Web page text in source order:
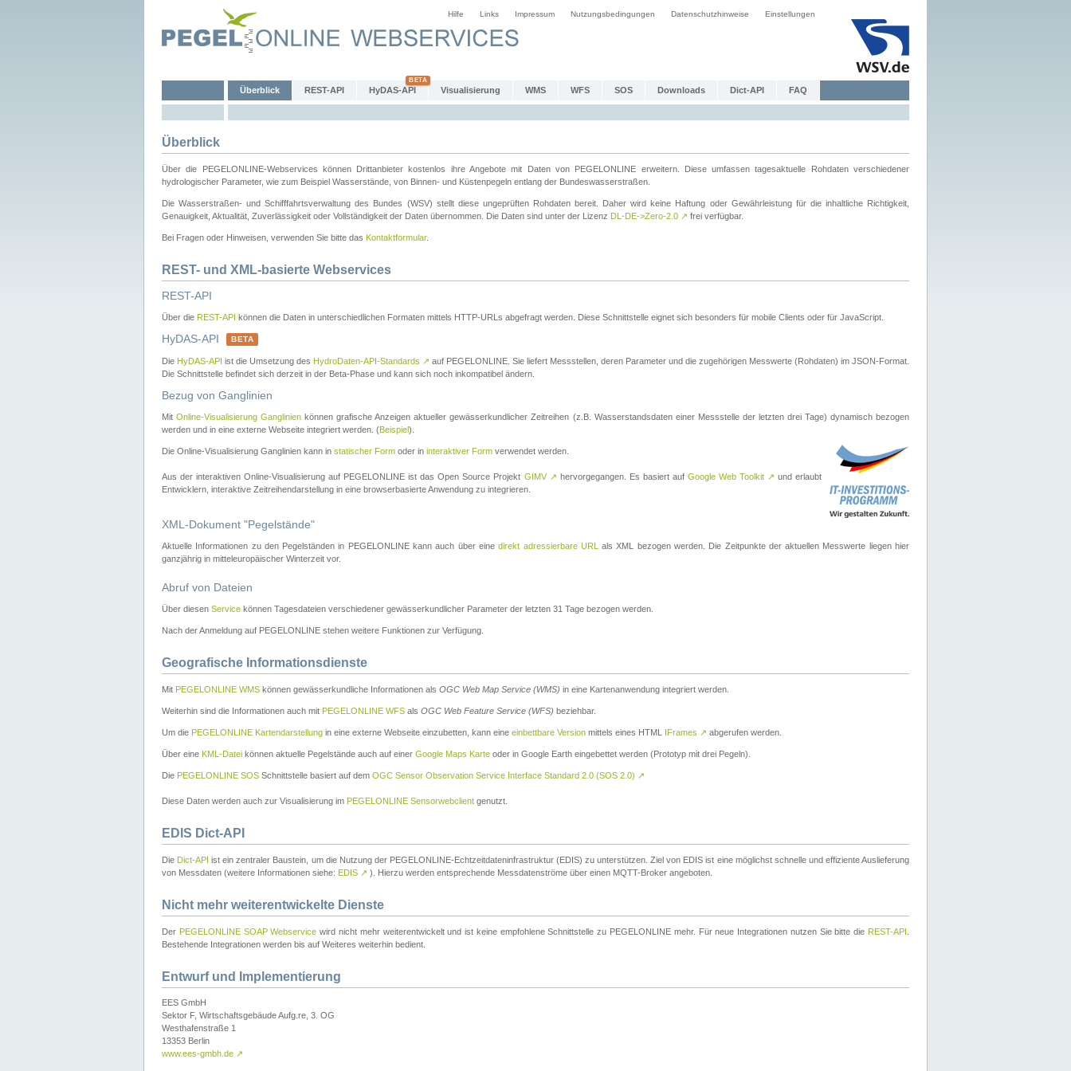
Hilfe Links Impressum Nutzungsbedingungen Datenschutzhinweise Einstellungen
Überblick REST-API HyDAS-API Visualisierung WMS WFS SOS Downloads Dict-API FAQ
Überblick
Über die PEGELONLINE-Webservices können Drittanbieter kostenlos ihre Angebote mit Daten von PEGELONLINE erweitern. Diese umfassen tagesaktuelle Rohdaten verschiedener
hydrologischer Parameter, wie zum Beispiel Wasserstände, von Binnen- und Küstenpegeln entlang der Bundeswasserstraßen.
Die Wasserstraßen- und Schifffahrtsverwaltung des Bundes (WSV) stellt diese ungeprüften Rohdaten bereit. Daher wird keine Haftung oder Gewährleistung für die inhaltliche Richtigkeit,
Genauigkeit, Aktualität, Zuverlässigkeit oder Vollständigkeit der Daten übernommen. Die Daten sind unter der Lizenz DL-DE->Zero-2.0 ↗ frei verfügbar.
Bei Fragen oder Hinweisen, verwenden Sie bitte das Kontaktformular.
REST- und XML-basierte Webservices
REST-API
Über die REST-API können die Daten in unterschiedlichen Formaten mittels HTTP-URLs abgefragt werden. Diese Schnittstelle eignet sich besonders für mobile Clients oder für JavaScript.
HyDAS-API BETA
Die HyDAS-API ist die Umsetzung des HydroDaten-API-Standards ↗ auf PEGELONLINE. Sie liefert Messstellen, deren Parameter und die zugehörigen Messwerte (Rohdaten) im JSON-Format.
Die Schnittstelle befindet sich derzeit in der Beta-Phase und kann sich noch inkompatibel ändern.
Bezug von Ganglinien
MitOnline-Visualisierung Ganglinien können grafische Anzeigen aktueller gewässerkundlicher Zeitreihen (z.B. Wasserstandsdaten einer Messstelle der letzten drei Tage) dynamisch bezogen
werden und in eine externe Webseite integriert werden. (Beispiel).
Die Online-Visualisierung Ganglinien kann in statischer Form oder in interaktiver Form verwendet werden.
Aus der interaktiven Online-Visualisierung auf PEGELONLINE ist das Open Source Projekt GIMV ↗ hervorgegangen. Es basiert auf Google Web Toolkit ↗ und erlaubt
Entwicklern, interaktive Zeitreihendarstellung in eine browserbasierte Anwendung zu integrieren.
XML-Dokument "Pegelstände"
Aktuelle Informationen zu den Pegelständen in PEGELONLINE kann auch über einedirekt adressierbare URL
als XML bezogen werden. Die Zeitpunkte der aktuellen Messwerte liegen hier
ganzjährig in mitteleuropäischer Winterzeit vor.
Abruf von Dateien
Über diesen Service können Tagesdateien verschiedener gewässerkundlicher Parameter der letzten 31 Tage bezogen werden.
Nach der Anmeldung auf PEGELONLINE stehen weitere Funktionen zur Verfügung.
Geografische Informationsdienste
Mit PEGELONLINE WMS können gewässerkundliche Informationen als OGC Web Map Service (WMS) in eine Kartenanwendung integriert werden.
Weiterhin sind die Informationen auch mit PEGELONLINE WFS als OGC Web Feature Service (WFS) beziehbar.
Um die PEGELONLINE Kartendarstellung in eine externe Webseite einzubetten, kann eine einbettbare Version mittels eines HTML IFrames ↗ abgerufen werden.
Über eine KML-Datei können aktuelle Pegelstände auch auf einer Google Maps Karte oder in Google Earth eingebettet werden (Prototyp mit drei Pegeln).
Die PEGELONLINE SOS Schnittstelle basiert auf dem OGC Sensor Observation Service Interface Standard 2.0 (SOS 2.0) ↗
Diese Daten werden auch zur Visualisierung im PEGELONLINE Sensorwebclient genutzt.
EDIS Dict-API
Die Dict-API ist ein zentraler Baustein, um die Nutzung der PEGELONLINE-Echtzeitdateninfrastruktur (EDIS) zu unterstützen. Ziel von EDIS ist eine möglichst schnelle und effiziente Auslieferung
von Messdaten (weitere Informationen siehe: EDIS ↗ ). Hierzu werden entsprechende Messdatenströme über einen MQTT-Broker angeboten.
Nicht mehr weiterentwickelte Dienste
Der PEGELONLINE SOAP Webservice wird nicht mehr weiterentwickelt und ist keine empfohlene Schnittstelle zu PEGELONLINE mehr. Für neue Integrationen nutzen Sie bitte die REST-API
Bestehende Integrationen werden bis auf Weiteres weiterhin bedient.
Entwurf und Implementierung
EES GmbH
Sektor F, Wirtschaftsgebäude Aufg.re, 3. OG
Westhafenstraße 1
13353 Berlin
www.ees-gmbh.de ↗